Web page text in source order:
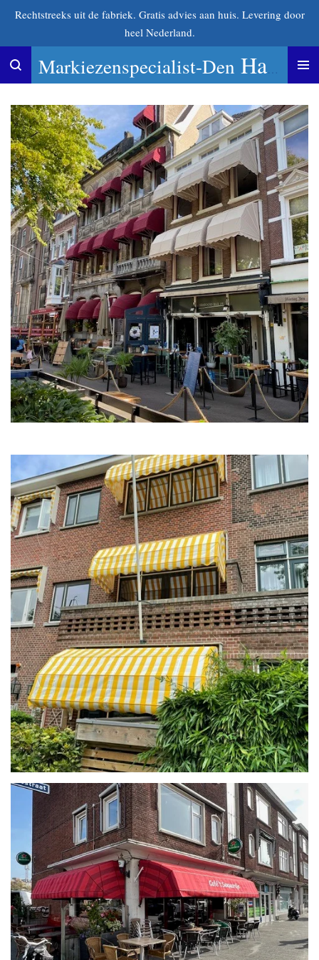
Ga
de
hoofdinhoud
Markiezenspecialist-Den Haag
Rechtstreeks uit de fabriek. Gratis advies aan huis. Levering door
heel Nederland.